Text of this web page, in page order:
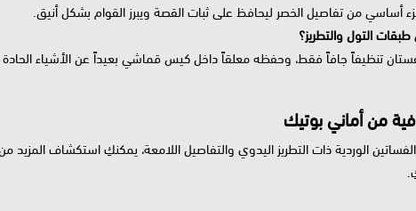
أساسي من تفاصيل الخصر ليحافظ على ثبات القصة ويبرز القوام بشكل أنيق.
التول والتطريز؟
تنظيفاً جافاً فقط، وحفظه معلقاً داخل كيس قماشي بعيداً عن الأشياء الحادة
من أماني بوتيك
الوردية ذات التطريز اليدوي والتفاصيل اللامعة، يمكنكِ استكشاف